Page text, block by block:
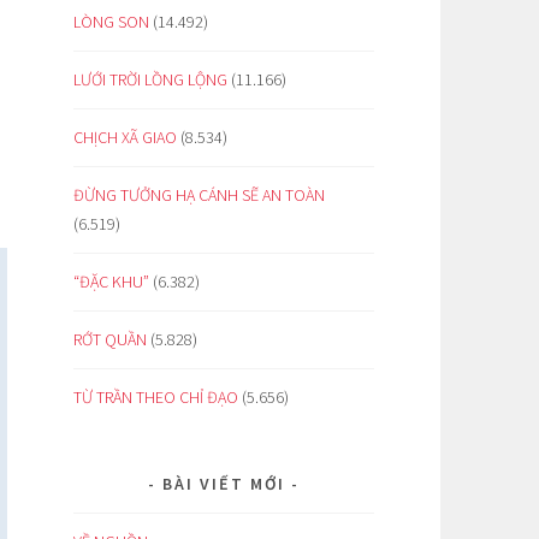
LÒNG SON (14.492)
LƯỚI TRỜI LỒNG LỘNG (11.166)
CHỊCH XÃ GIAO (8.534)
ĐỪNG TƯỞNG HẠ CÁNH SẼ AN TOÀN
(6.519)
“ĐẶC KHU” (6.382)
RỚT QUẦN (5.828)
TỪ TRẦN THEO CHỈ ĐẠO (5.656)
BÀI VIẾT MỚI